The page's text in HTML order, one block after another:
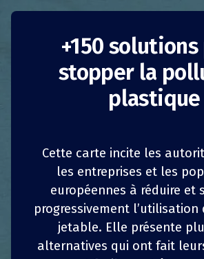
Promotion des
magasins sans
emballage
Réduction de la
Autorités publiques
La récente loi nationale n° 111/
amende et complète le décret n°
(« l’Action nationale pour le
1 PARTAGER z
4 PARTAGER
+150
stopper la
plastique
Cette carte incite les
les entreprises et les
européennes à réduire et
progressivement
jetable. Elle présente
alternatives qui ont fait
1 PARTAGER z
4 PARTAGER